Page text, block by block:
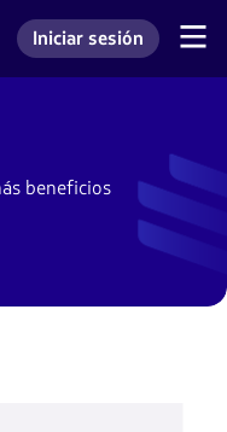
Ingresar a mi cuenta
Iniciar sesión
beneficios